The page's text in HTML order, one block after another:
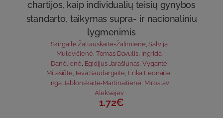
chartijos, kaip individualių teisių gynybos
standarto, taikymas supra- ir nacionaliniu
lygmenimis
Skirgailė Žaltauskaitė-Žalimienė ,Salvija
Mulevičienė, Tomas Davulis, Ingrida
Danėlienė Egidijus Jarašiūnas ,Vygantė
Milašiūtė, Ieva Saudargaitė, Erika Leonaitė,
Inga Jablonskaitė-Martinaitienė Miroslav
Aleksejev
1.72€